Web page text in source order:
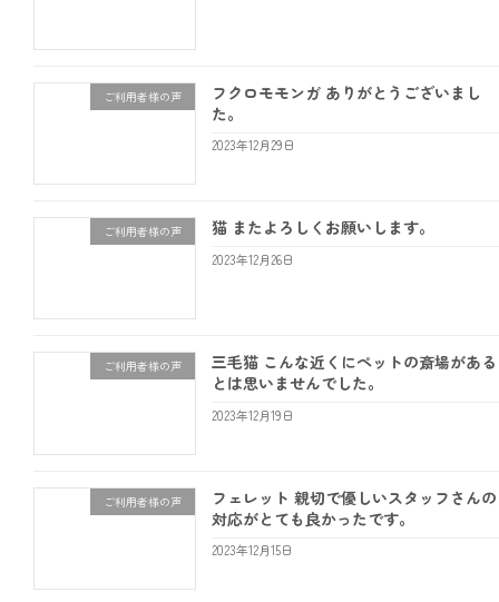
ご利用者様の声
フクロモモンガ ありがとうございまし
た。
2023年12月29日
ご利用者様の声 猫 またよろしくお願いします。
2023年12月26日
ご利用者様の声
三毛猫 こんな近くにペットの斎場がある
とは思いませんでした。
2023年12月19日
ご利用者様の声
フェレット 親切で優しいスタッフさんの
対応がとても良かったです。
2023年12月15日